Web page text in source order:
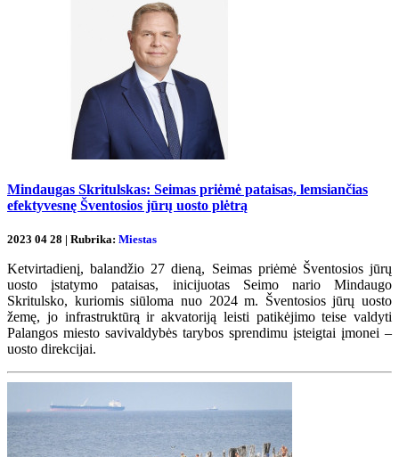
Mindaugas Skritulskas: Seimas priėmė pataisas, lemsiančias
efektyvesnę Šventosios jūrų uosto plėtrą
2023 04 28 | Rubrika: Miestas
Ketvirtadienį, balandžio 27 dieną, Seimas priėmė Šventosios jūrų
uosto įstatymo pataisas, inicijuotas Seimo nario Mindaugo
Skritulsko, kuriomis siūloma nuo 2024 m. Šventosios jūrų uosto
žemę, jo infrastruktūrą ir akvatoriją leisti patikėjimo teise valdyti
Palangos miesto savivaldybės tarybos sprendimu įsteigtai įmonei –
uosto direkcijai.